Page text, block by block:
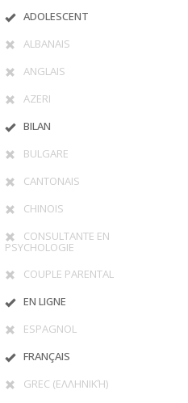
ADOLESCENT
ALBANAIS
ANGLAIS
AZERI
BILAN
BULGARE
CANTONAIS
CHINOIS
CONSULTANTE EN
PSYCHOLOGIE
COUPLE PARENTAL
EN LIGNE
ESPAGNOL
FRANÇAIS
GREC (ΕΛΛΗΝΙΚΉ)